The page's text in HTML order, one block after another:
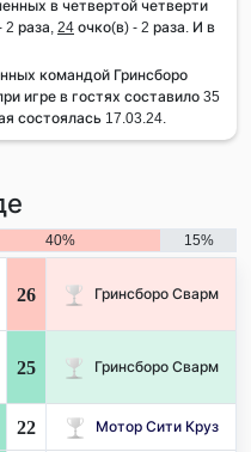
в четвертой четверти
2 раза,24 очко(в) - 2 раза. И в
командой Гринсборо
игре в гостях составило 35
состоялась 17.03.24.
40% 15%
26 Гринсборо Сварм
25 Гринсборо Сварм
22 Мотор Сити Круз